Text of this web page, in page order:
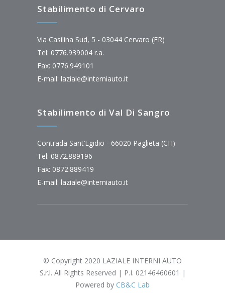
Stabilimento di Cervaro
Via Casilina Sud, 5 - 03044 Cervaro (FR)
Tel: 0776.939004 r.a.
Fax: 0776.949101
E-mail: laziale@interniauto.it
Stabilimento di Val Di Sangro
Contrada Sant’Egidio - 66020 Paglieta (CH)
Tel: 0872.889196
Fax: 0872.889419
E-mail: laziale@interniauto.it
© Copyright 2020 LAZIALE INTERNI AUTO
S.r.l. All Rights Reserved | P.I. 02146460601 |
Powered by CB&C Lab